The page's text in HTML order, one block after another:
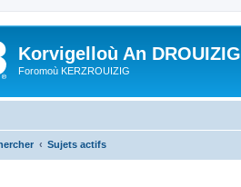
Korvigelloù An DROUIZIG
Foromoù KERZROUIZIG
Sujets actifs